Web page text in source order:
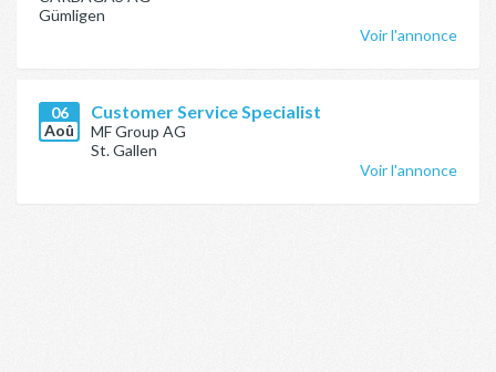
Gümligen
Voir l'annonce
06
Aoû
Customer Service Specialist
MF Group AG
St. Gallen
Voir l'annonce